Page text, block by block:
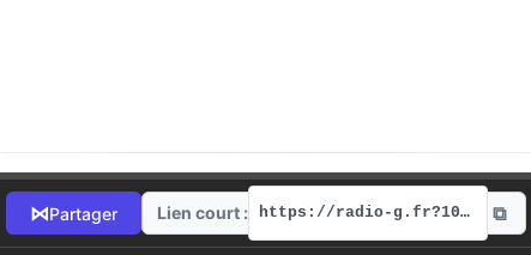
⋈Partager Lien court : https://radio-g.fr?10760 ⧉